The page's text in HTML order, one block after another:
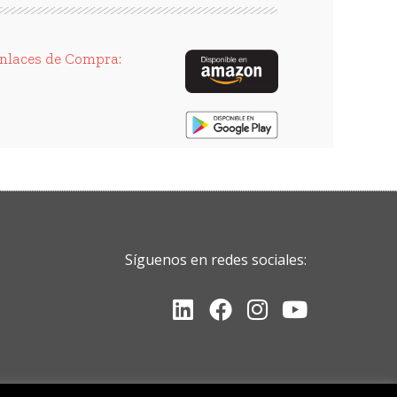
de Compra:
Síguenos en redes sociales:
Linkedin
Facebook
Instagram
Youtube